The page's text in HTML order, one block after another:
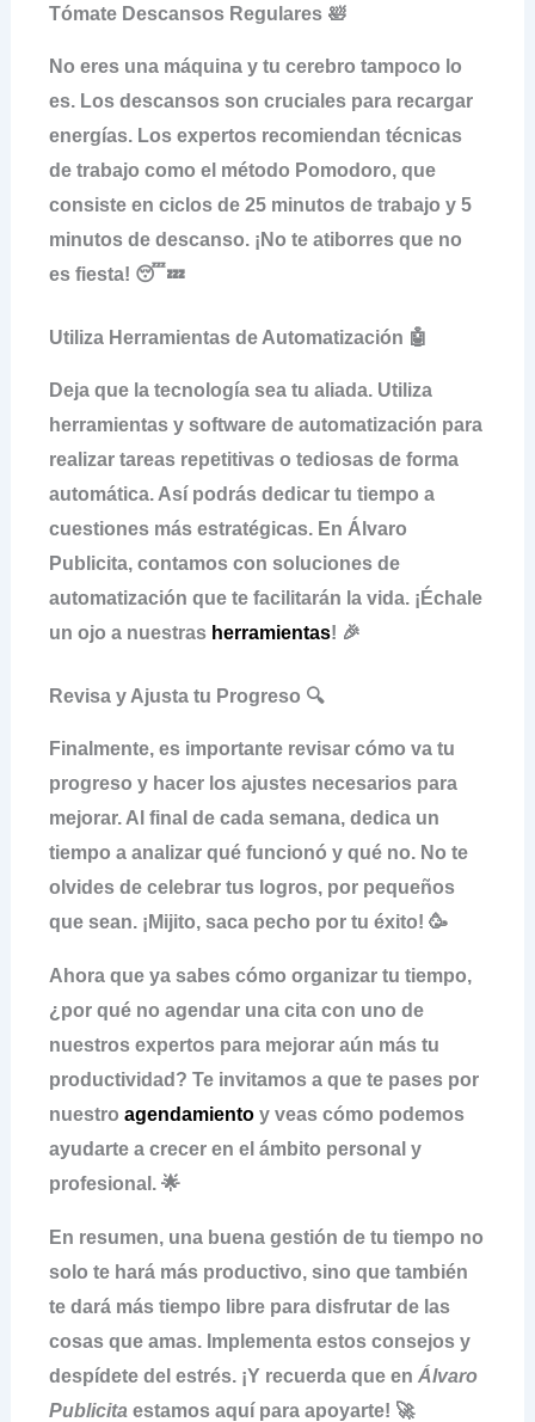
Tómate Descansos Regulares 🛀
No eres una máquina y tu cerebro tampoco lo
es. Los descansos son cruciales para recargar
energías. Los expertos recomiendan técnicas
de trabajo como el método Pomodoro, que
consiste en ciclos de 25 minutos de trabajo y 5
minutos de descanso. ¡No te atiborres que no
es fiesta! 😴💤
Utiliza Herramientas de Automatización 🤖
Deja que la tecnología sea tu aliada. Utiliza
herramientas y software de automatización para
realizar tareas repetitivas o tediosas de forma
automática. Así podrás dedicar tu tiempo a
cuestiones más estratégicas. En Álvaro
Publicita, contamos con soluciones de
automatización que te facilitarán la vida. ¡Échale
un ojo a nuestras herramientas! 🎉
Revisa y Ajusta tu Progreso 🔍
Finalmente, es importante revisar cómo va tu
progreso y hacer los ajustes necesarios para
mejorar. Al final de cada semana, dedica un
tiempo a analizar qué funcionó y qué no. No te
olvides de celebrar tus logros, por pequeños
que sean. ¡Mijito, saca pecho por tu éxito! 🥳
Ahora que ya sabes cómo organizar tu tiempo,
¿por qué no agendar una cita con uno de
nuestros expertos para mejorar aún más tu
productividad? Te invitamos a que te pases por
nuestro agendamientoy veas cómo podemos
ayudarte a crecer en el ámbito personal y
profesional. 🌟
En resumen, una buena gestión de tu tiempo no
solo te hará más productivo, sino que también
te dará más tiempo libre para disfrutar de las
cosas que amas. Implementa estos consejos y
despídete del estrés. ¡Y recuerda que en Álvaro
Publicita estamos aquí para apoyarte! 🚀